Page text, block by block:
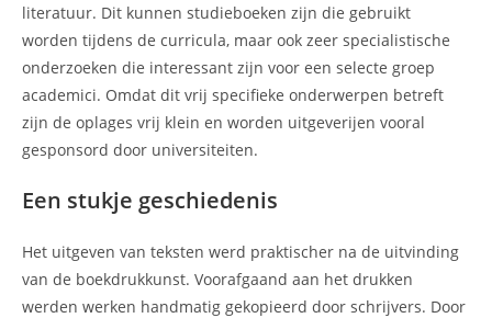
literatuur. Dit kunnen studieboeken zijn die gebruikt
worden tijdens de curricula, maar ook zeer specialistische
onderzoeken die interessant zijn voor een selecte groep
academici. Omdat dit vrij specifieke onderwerpen betreft
zijn de oplages vrij klein en worden uitgeverijen vooral
gesponsord door universiteiten.
Een stukje geschiedenis
Het uitgeven van teksten werd praktischer na de uitvinding
van de boekdrukkunst. Voorafgaand aan het drukken
werden werken handmatig gekopieerd door schrijvers. Door